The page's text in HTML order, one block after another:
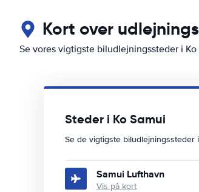
Kort over
Se vores vigtigste biludlejningssteder i Ko
Steder i Ko Samui
Se de vigtigste biludlejningssteder
Samui Lufthavn
Vis på kort